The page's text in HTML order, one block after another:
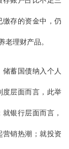
缴存的资金中，仍
老理财产品。
蓄国债纳入个人
度层面而言，此举
银行层面而言，
营销热潮；就投资